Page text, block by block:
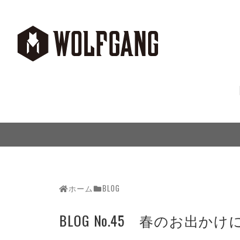
ホーム BLOG
BLOG No.45 春のお出か